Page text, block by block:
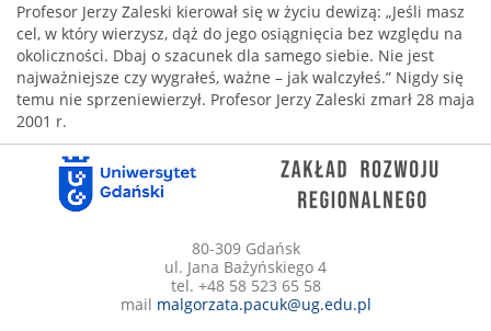
Profesor Jerzy Zaleski kierował się w życiu dewizą: „Jeśli masz
cel, w który wierzysz, dąż do jego osiągnięcia bez względu na
okoliczności. Dbaj o szacunek dla samego siebie. Nie jest
najważniejsze czy wygrałeś, ważne – jak walczyłeś.” Nigdy się
temu nie sprzeniewierzył. Profesor Jerzy Zaleski zmarł 28 maja
2001 r.
80-309 Gdańsk
ul. Jana Bażyńskiego 4
tel. +48 58 523 65 58
mail malgorzata.pacuk@ug.edu.pl